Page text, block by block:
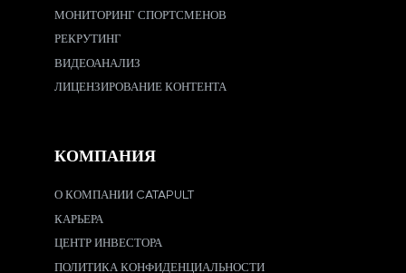
МОНИТОРИНГ СПОРТСМЕНОВ
РЕКРУТИНГ
ВИДЕОАНАЛИЗ
ЛИЦЕНЗИРОВАНИЕ КОНТЕНТА
КОМПАНИЯ
О КОМПАНИИ CATAPULT
КАРЬЕРА
ЦЕНТР ИНВЕСТОРА
ПОЛИТИКА КОНФИДЕНЦИАЛЬНОСТИ